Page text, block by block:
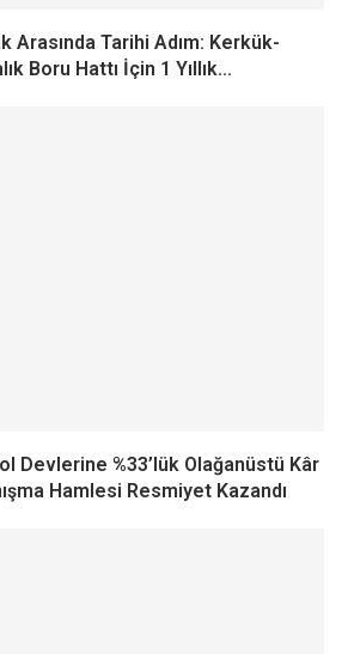
Arasında Tarihi Adım: Kerkük-
Boru Hattı İçin 1 Yıllık...
Devlerine %33’lük Olağanüstü Kâr
Hamlesi Resmiyet Kazandı